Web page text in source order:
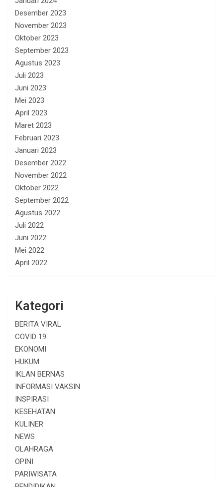
Desember 2023
November 2023
Oktober 2023
September 2023
Agustus 2023
Juli 2023
Juni 2023
Mei 2023
April 2023
Maret 2023
Februari 2023
Januari 2023
Desember 2022
November 2022
Oktober 2022
September 2022
Agustus 2022
Juli 2022
Juni 2022
Mei 2022
April 2022
Kategori
BERITA VIRAL
COVID 19
EKONOMI
HUKUM
IKLAN BERNAS
INFORMASI VAKSIN
INSPIRASI
KESEHATAN
KULINER
NEWS
OLAHRAGA
OPINI
PARIWISATA